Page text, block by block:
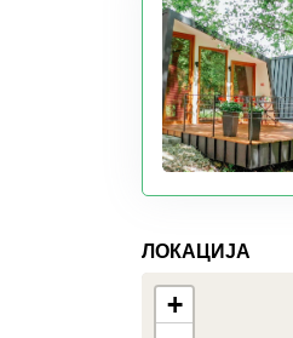
ЛОКАЦИЈА
+